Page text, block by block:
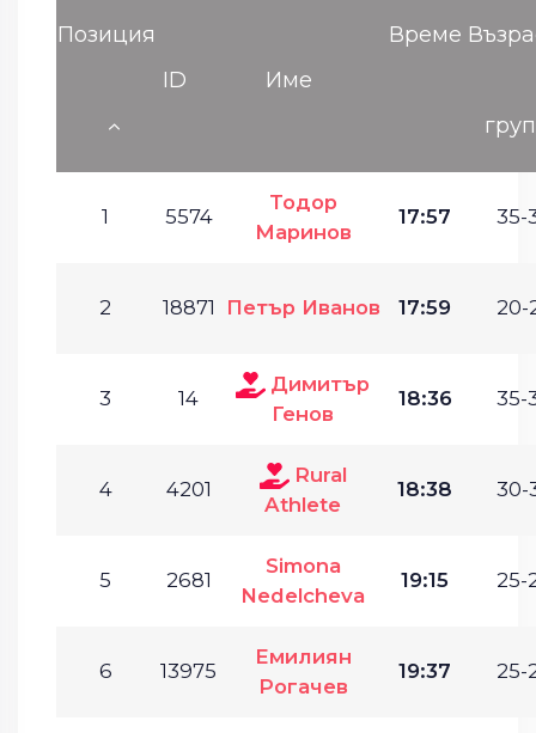
Позиция
ID
Име
Време
1 5574
Тодор
Маринов
17:57 35-
2 18871 Петър Иванов 17:59 20-
3 14
Димитър
Генов
18:36 35-
4 4201
Rural
Athlete
18:38 30-
5 2681
Simona
Nedelcheva
19:15 25-
6 13975
Емилиян
Рогачев
19:37 25-